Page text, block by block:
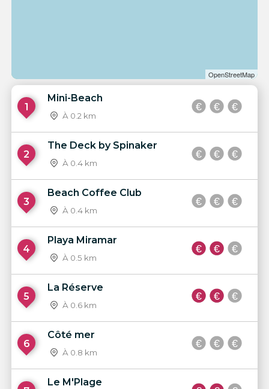
OpenStreetMap
1
Mini-Beach
À 0.2 km
2
The Deck by Spinaker
À 0.4 km
3
Beach Coffee Club
À 0.4 km
4
Playa Miramar
À 0.5 km
5
La Réserve
À 0.6 km
6
Côté mer
À 0.8 km
Le M'Plage